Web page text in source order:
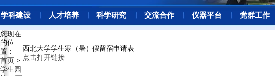
西北大学学生寒（暑）假留宿申请表
点击打开链接
您现在
的位
置 ：
首页 >
学生园
学科建设 人才培养 科学研究 交流合作 仪器平台 党群工作